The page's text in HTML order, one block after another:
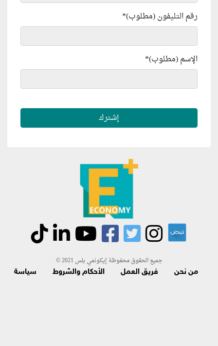
رقم التليفون (مطلوب)*
الإسم (مطلوب)*
جميع الحقوق محفوظة إيكونمي بلس 2021 ©
من نحن فريق العمل الأحكام والشروط
سياسة